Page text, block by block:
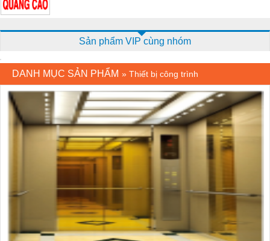
Sản phẩm VIP cùng nhóm
DANH MỤC SẢN PHẨM » Thiết bị công trình